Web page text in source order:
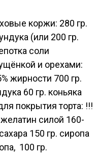
коржи: 280 гр.
(или 200 гр.
соли
и орехами:
жирности 700 гр.
60 гр. коньяка
покрытия торта: !!!
силой 160-
150 гр. сиропа
100 гр.